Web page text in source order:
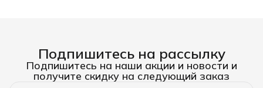
Подпишитесь на рассылку
Подпишитесь на наши акции и новости и
получите скидку на следующий заказ